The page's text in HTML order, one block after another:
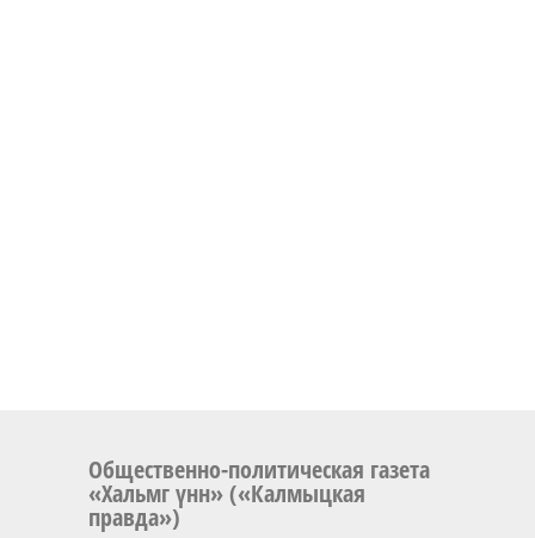
Общественно-политическая газета
«Хальмг үнн» («Калмыцкая
правда»)